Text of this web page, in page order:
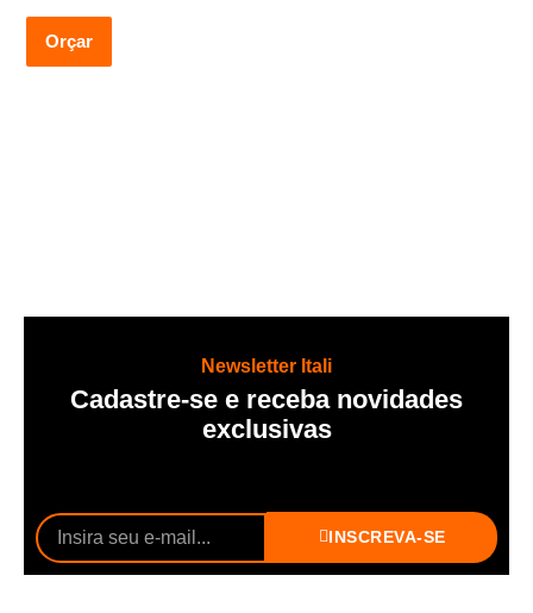
Orçar
Newsletter Itali
Cadastre-se e receba novidades
exclusivas
INSCREVA-SE